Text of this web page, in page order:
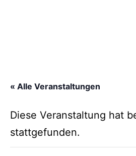
« Alle Veranstaltungen
Diese Veranstaltung hat
stattgefunden.